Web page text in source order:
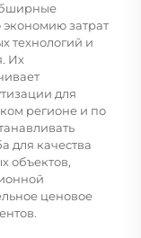
экономию затрат
технологий и
Их
для
регионе и по
для качества
объектов,
ценовое